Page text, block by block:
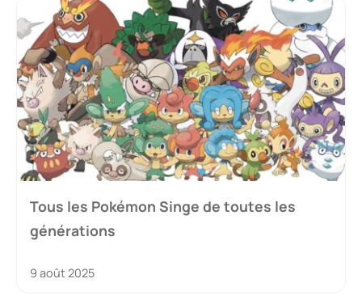
Tous les Pokémon Singe de toutes les
générations
9 août 2025